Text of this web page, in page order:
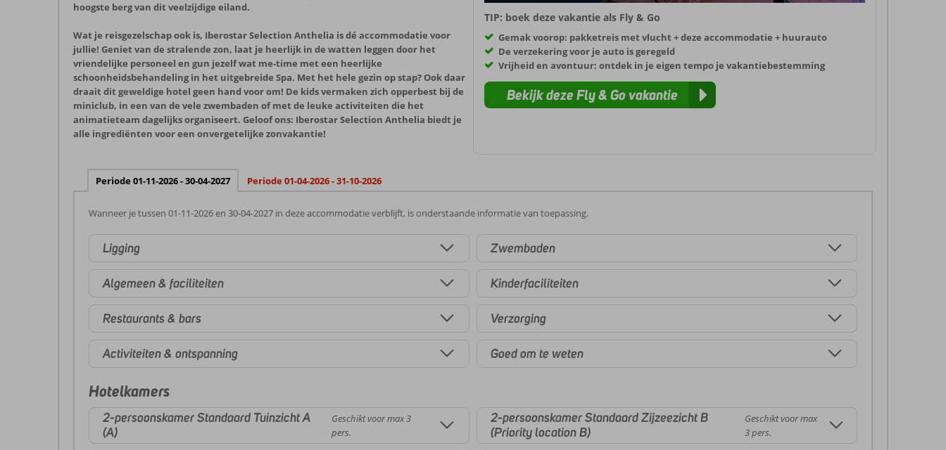
hoogste berg van dit veelzijdige eiland.
Wat je reisgezelschap ook is, Iberostar Selection Anthelia is dé accommodatie voor
jullie! Geniet van de stralende zon, laat je heerlijk in de watten leggen door het
vriendelijke personeel en gun jezelf wat me-time met een heerlijke
schoonheidsbehandeling in het uitgebreide Spa. Met het hele gezin op stap? Ook daar
draait dit geweldige hotel geen hand voor om! De kids vermaken zich opperbest bij de
miniclub, in een van de vele zwembaden of met de leuke activiteiten die het
animatieteam dagelijks organiseert. Geloof ons: Iberostar Selection Anthelia biedt je
alle ingrediënten voor een onvergetelijke zonvakantie!
TIP: boek deze vakantie als Fly & Go
Gemak voorop: pakketreis met vlucht + deze accommodatie + huurauto
De verzekering voor je auto is geregeld
Vrijheid en avontuur: ontdek in je eigen tempo je vakantiebestemming
Bekijk deze Fly & Go vakantie
Periode 01-11-2026 - 30-04-2027 Periode 01-04-2026 - 31-10-2026
Wanneer je tussen 01-11-2026 en 30-04-2027 in deze accommodatie verblijft, is onderstaande informatie van toepassing.
Ligging
Algemeen & faciliteiten
Restaurants & bars
Activiteiten & ontspanning
Zwembaden
Kinderfaciliteiten
Verzorging
Goed om te weten
Hotelkamers
2-persoonskamer Standaard Tuinzicht A
(A)
Geschikt voor max 3
pers.
2-persoonskamer Standaard Zijzeezicht B
(Priority location B)
Geschikt voor max
3 pers.